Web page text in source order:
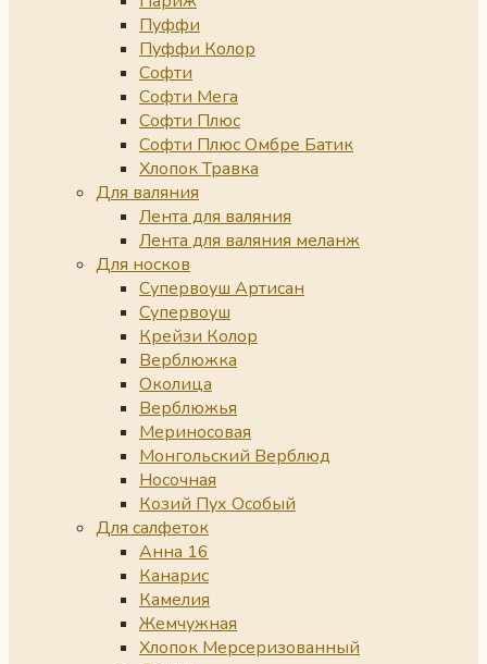
Пуффи
Пуффи Колор
Софти
Софти Мега
Софти Плюс
Софти Плюс Омбре Батик
Хлопок Травка
Для валяния
Лента для валяния
Лента для валяния меланж
Для носков
Супервоуш Артисан
Супервоуш
Крейзи Колор
Верблюжка
Околица
Верблюжья
Мериносовая
Монгольский Верблюд
Носочная
Козий Пух Особый
Для салфеток
Анна 16
Канарис
Камелия
Жемчужная
Хлопок Мерсеризованный